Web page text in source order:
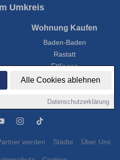
Alle Cookies ablehnen
Datenschutzerklärung
Umkreis
Wohnung Kaufen
Baden-Baden
Rastatt
Ettlingen
Gaggenau
werden Städte Über Uns